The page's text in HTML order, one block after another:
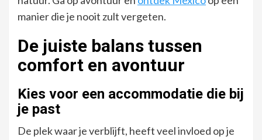
manier die je nooit zult vergeten.
De juiste balans tussen
comfort en avontuur
Kies voor een accommodatie die bij
je past
De plek waar je verblijft, heeft veel invloed op je